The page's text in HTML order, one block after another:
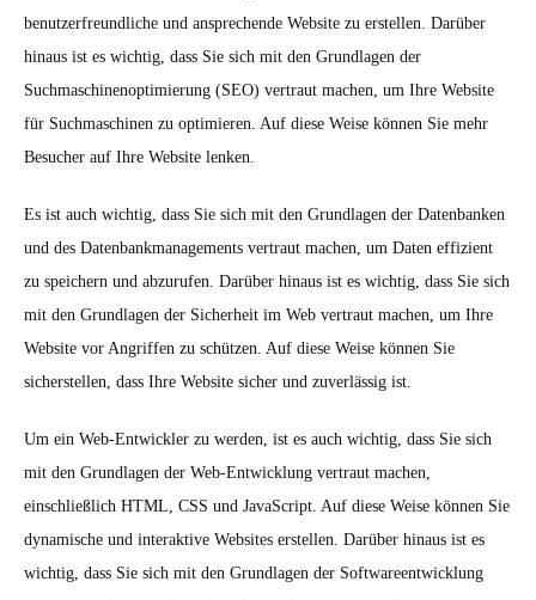
benutzerfreundliche und ansprechende Website zu erstellen. Darüber
hinaus ist es wichtig, dass Sie sich mit den Grundlagen der
Suchmaschinenoptimierung (SEO) vertraut machen, um Ihre Website
für Suchmaschinen zu optimieren. Auf diese Weise können Sie mehr
Besucher auf Ihre Website lenken.
Es ist auch wichtig, dass Sie sich mit den Grundlagen der Datenbanken
und des Datenbankmanagements vertraut machen, um Daten effizient
zu speichern und abzurufen. Darüber hinaus ist es wichtig, dass Sie sich
mit den Grundlagen der Sicherheit im Web vertraut machen, um Ihre
Website vor Angriffen zu schützen. Auf diese Weise können Sie
sicherstellen, dass Ihre Website sicher und zuverlässig ist.
Um ein Web-Entwickler zu werden, ist es auch wichtig, dass Sie sich
mit den Grundlagen der Web-Entwicklung vertraut machen,
einschließlich HTML, CSS und JavaScript. Auf diese Weise können Sie
dynamische und interaktive Websites erstellen. Darüber hinaus ist es
wichtig, dass Sie sich mit den Grundlagen der Softwareentwicklung